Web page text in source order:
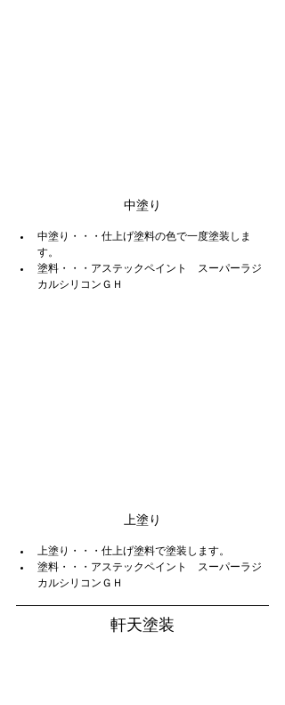
中塗り
中塗り・・・仕上げ塗料の色で一度塗装しま
す。
塗料・・・アステックペイント　スーパーラジ
カルシリコンＧＨ
上塗り
上塗り・・・仕上げ塗料で塗装します。
塗料・・・アステックペイント　スーパーラジ
カルシリコンＧＨ
軒天塗装